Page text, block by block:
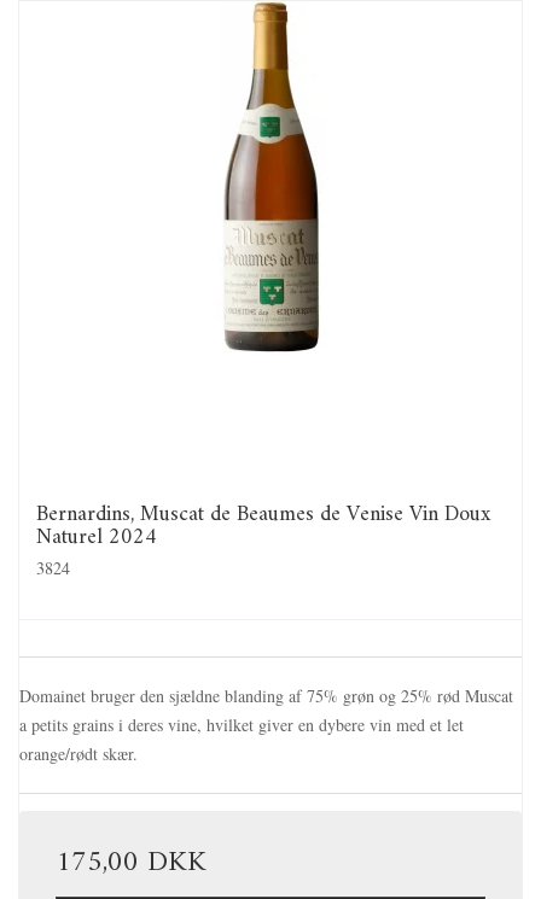
Bernardins, Muscat de Beaumes de Venise Vin Doux
Naturel 2024
3824
Domainet bruger den sjældne blanding af 75% grøn og 25% rød Muscat
a petits grains i deres vine, hvilket giver en dybere vin med et let
orange/rødt skær.
175,00 DKK